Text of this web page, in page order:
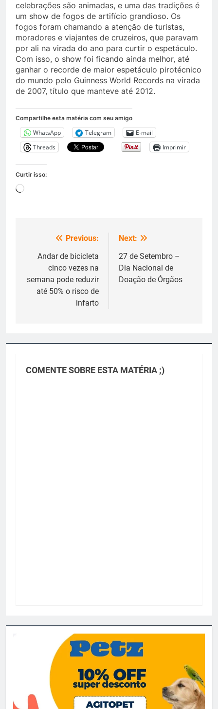
celebrações são animadas, e uma das tradições é
um show de fogos de artifício grandioso. Os
fogos foram chamando a atenção de turistas,
moradores e viajantes de cruzeiros, que paravam
por ali na virada do ano para curtir o espetáculo.
Com isso, o show foi ficando ainda melhor, até
ganhar o recorde de maior espetáculo pirotécnico
do mundo pelo Guinness World Records na virada
de 2007, título que manteve até 2012.
Compartilhe esta matéria com seu amigo
WhatsApp Telegram
E-mail
Threads
Imprimir
Curtir isso:
Carregando...
Navegação
de
Post
Previous:
Andar de bicicleta
cinco vezes na
semana pode reduzir
até 50% o risco de
infarto
Next:
27 de Setembro –
Dia Nacional de
Doação de Órgãos
COMENTE SOBRE ESTA MATÉRIA ;)